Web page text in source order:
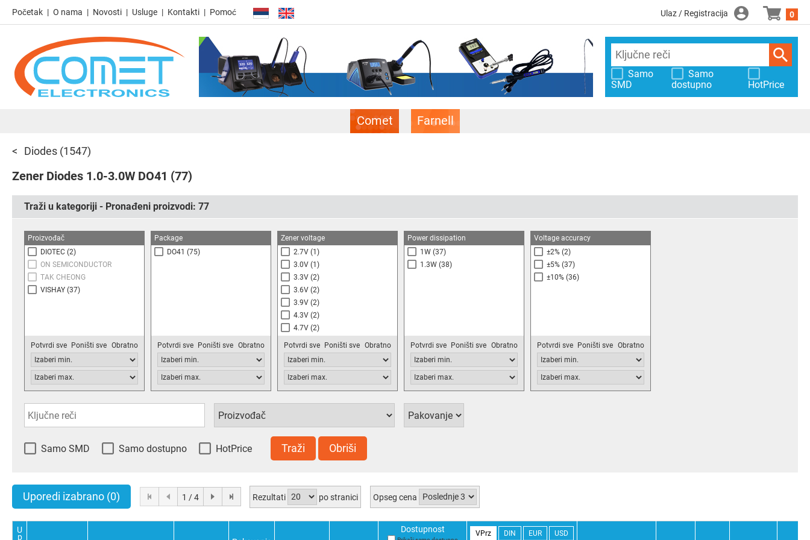
Početak O nama Novosti Usluge Kontakti Pomoć Ulaz / Registracija 0
Samo
SMD
Samo
dostupno
HotPrice
Comet Farnell
Diodes (1547)
Zener Diodes 1.0-3.0W DO41 (77)
Traži u kategoriji - Pronađeni proizvodi: 77
Proizvođač
DIOTEC (2)
ON SEMICONDUCTOR
TAK CHEONG
VISHAY (37)
Potvrdi sve Poništi sve Obratno
Package
DO41 (75)
Potvrdi sve Poništi sve Obratno
Zener voltage
2.7V (1)
3.0V (1)
3.3V (2)
3.6V (2)
3.9V (2)
4.3V (2)
4.7V (2)
5.1V
5.6V (2)
6.2V (3)
6.8V (2)
7.5V (2)
8.2V (2)
10V (2)
11V
12V
16V
18V (2)
Potvrdi sve Poništi sve Obratno
Power dissipation
1W (37)
1.3W (38)
Potvrdi sve Poništi sve Obratno
Voltage accuracy
±2% (2)
±5% (37)
±10% (36)
Potvrdi sve Poništi sve Obratno
Samo SMD Samo dostupno HotPrice Traži Obriši
Uporedi izabrano (0) 1 / 4 Rezultati po stranici Opseg cena
U
p
Dostupnost VPrz DIN EUR USD